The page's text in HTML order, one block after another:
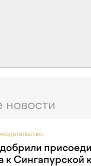
к Сингапурской